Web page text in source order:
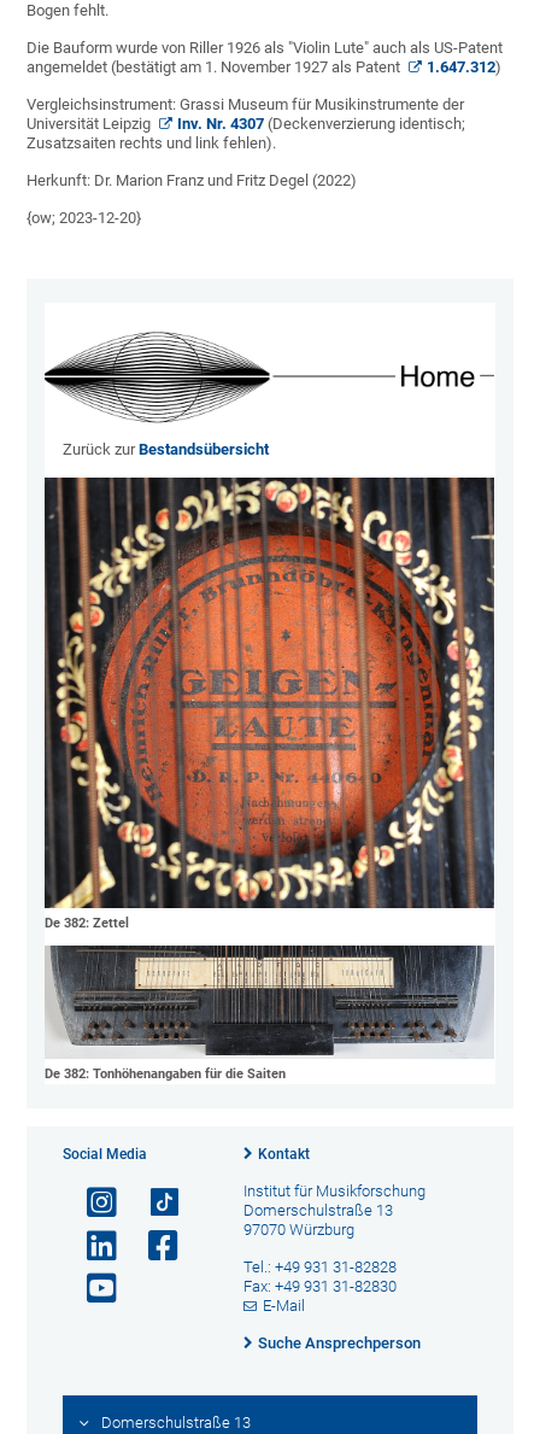
Bogen fehlt.
Die Bauform wurde von Riller 1926 als "Violin Lute" auch als US-Patent
angemeldet (bestätigt am 1. November 1927 als Patent
1.647.312)
Vergleichsinstrument: Grassi Museum für Musikinstrumente der
Universität Leipzig
Inv. Nr. 4307 (Deckenverzierung identisch;
Zusatzsaiten rechts und link fehlen).
Herkunft: Dr. Marion Franz und Fritz Degel (2022)
{ow; 2023-12-20}
Zurück zurBestandsübersicht
De 382: Zettel
De 382: Tonhöhenangaben für die Saiten
Social Media Kontakt
Institut für Musikforschung
Domerschulstraße 13
97070 Würzburg
Tel.: +49 931 31-82828
Fax: +49 931 31-82830
E-Mail
Suche Ansprechperson
Domerschulstraße 13